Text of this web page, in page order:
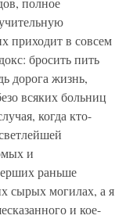
приходит в совсем
бросить пить
дорога жизнь,
всяких больниц
когда кто-
и
раньше
сырых могилах, а я
и кое-